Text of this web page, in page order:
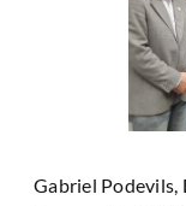
Gabriel Podevils,